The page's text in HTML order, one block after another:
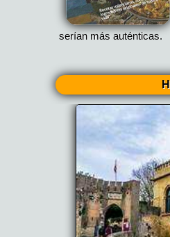
serían más auténticas.